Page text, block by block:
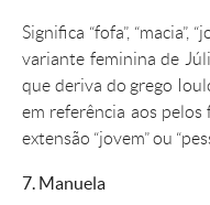
Significa “fofa”, “macia”,
variante feminina de
que deriva do grego
em referência aos
extensão “jovem” ou
7. Manuela